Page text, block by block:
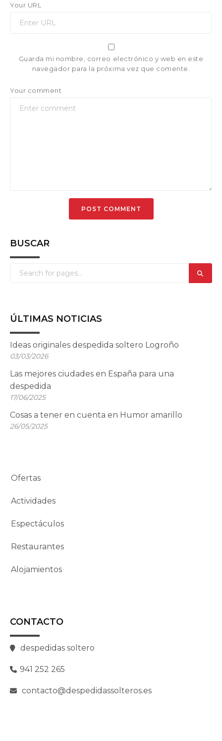
Your URL
Guarda mi nombre, correo electrónico y web en este
navegador para la próxima vez que comente.
Your comment
BUSCAR
ÚLTIMAS NOTICIAS
Ideas originales despedida soltero Logroño
03/03/2026
Las mejores ciudades en España para una
despedida
17/06/2025
Cosas a tener en cuenta en Humor amarillo
26/05/2025
Ofertas
Actividades
Espectáculos
Restaurantes
Alojamientos
CONTACTO
despedidas soltero
941 252 265
contacto@despedidassolteros.es